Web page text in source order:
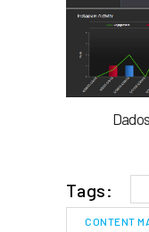
Tags:
CONTENT